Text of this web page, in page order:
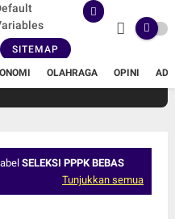
SITEMAP
OLAHRAGA OPINI
SELEKSI PPPK BEBAS
Tunjukkan semua